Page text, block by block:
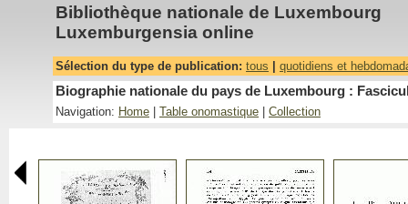
Bibliothèque nationale de Luxembourg
Luxemburgensia online
Sélection du type de publication: tous quotidiens et
Biographie nationale du pays de Luxembourg :
Navigation: Home Table onomastique Collection